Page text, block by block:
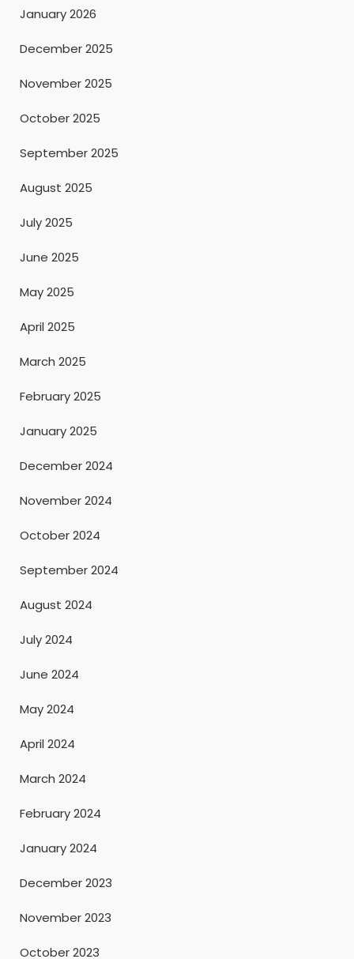
January 2026
December 2025
November 2025
October 2025
September 2025
August 2025
July 2025
June 2025
May 2025
April 2025
March 2025
February 2025
January 2025
December 2024
November 2024
October 2024
September 2024
August 2024
July 2024
June 2024
May 2024
April 2024
March 2024
February 2024
January 2024
December 2023
November 2023
October 2023